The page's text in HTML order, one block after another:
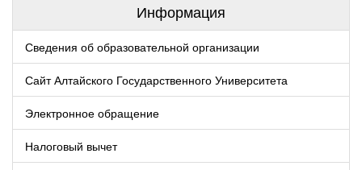
Информация
Сведения об образовательной организации
Сайт Алтайского Государственного Университета
Электронное обращение
Налоговый вычет